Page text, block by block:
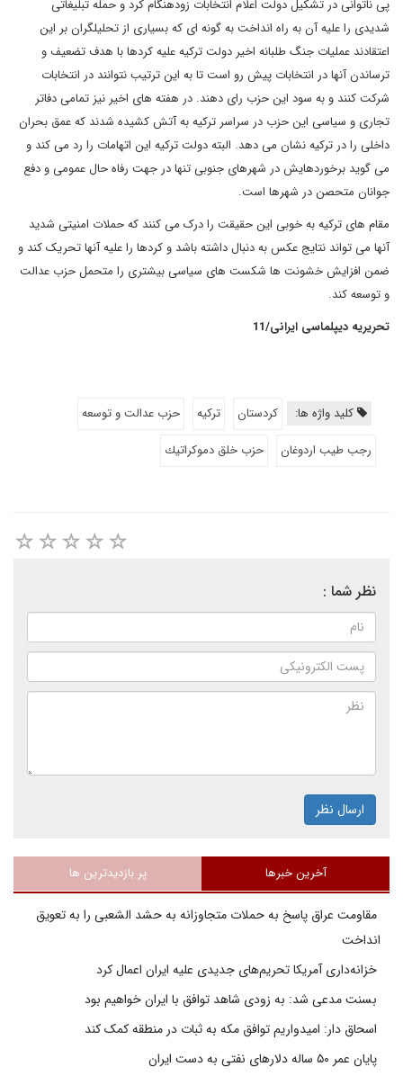
پی ناتوانی در تشکیل دولت اعلام انتخابات زودهنگام کرد و حمله تبلیغاتی
شدیدی را علیه آن به راه انداخت به گونه ای که بسیاری از تحلیلگران بر این
اعتقادند عملیات جنگ طلبانه اخیر دولت ترکیه علیه کردها با هدف تضعیف و
ترساندن آنها در انتخابات پیش رو است تا به این ترتیب نتوانند در انتخابات
شرکت کنند و به سود این حزب رای دهند. در هفته های اخیر نیز تمامی دفاتر
تجاری و سیاسی این حزب در سراسر ترکیه به آتش کشیده شدند که عمق بحران
داخلی را در ترکیه نشان می دهد. البته دولت ترکیه این اتهامات را رد می کند و
می گوید برخوردهایش در شهرهای جنوبی تنها در جهت رفاه حال عمومی و دفع
جوانان متحصن در شهرها است.
مقام های ترکیه به خوبی این حقیقت را درک می کنند که حملات امنیتی شدید
آنها می تواند نتایج عکس به دنبال داشته باشد و کردها را علیه آنها تحریک کند و
ضمن افزایش خشونت ها شکست های سیاسی بیشتری را متحمل حزب عدالت
و توسعه کند.
تحریریه دیپلماسی ایرانی/11
کلید واژه ها: كردستان تركيه
حزب عدالت و توسعه
رجب طيب اردوغان
حزب خلق دموكراتيك
نظر شما :
ارسال نظر
آخرین خبرها پر بازدیدترین ها
مقاومت عراق پاسخ به حملات متجاوزانه به حشد الشعبی را به تعویق
انداخت
خزانه‌داری آمریکا تحریم‌های جدیدی علیه ایران اعمال کرد
بسنت مدعی شد: به زودی شاهد توافق با ایران خواهیم بود
اسحاق دار: امیدواریم توافق مکه به ثبات در منطقه کمک کند
پایان عمر ۵۰ ساله دلارهای نفتی به دست ایران